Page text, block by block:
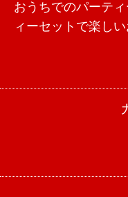
おうちでのパーテ
ィーセットで楽しい